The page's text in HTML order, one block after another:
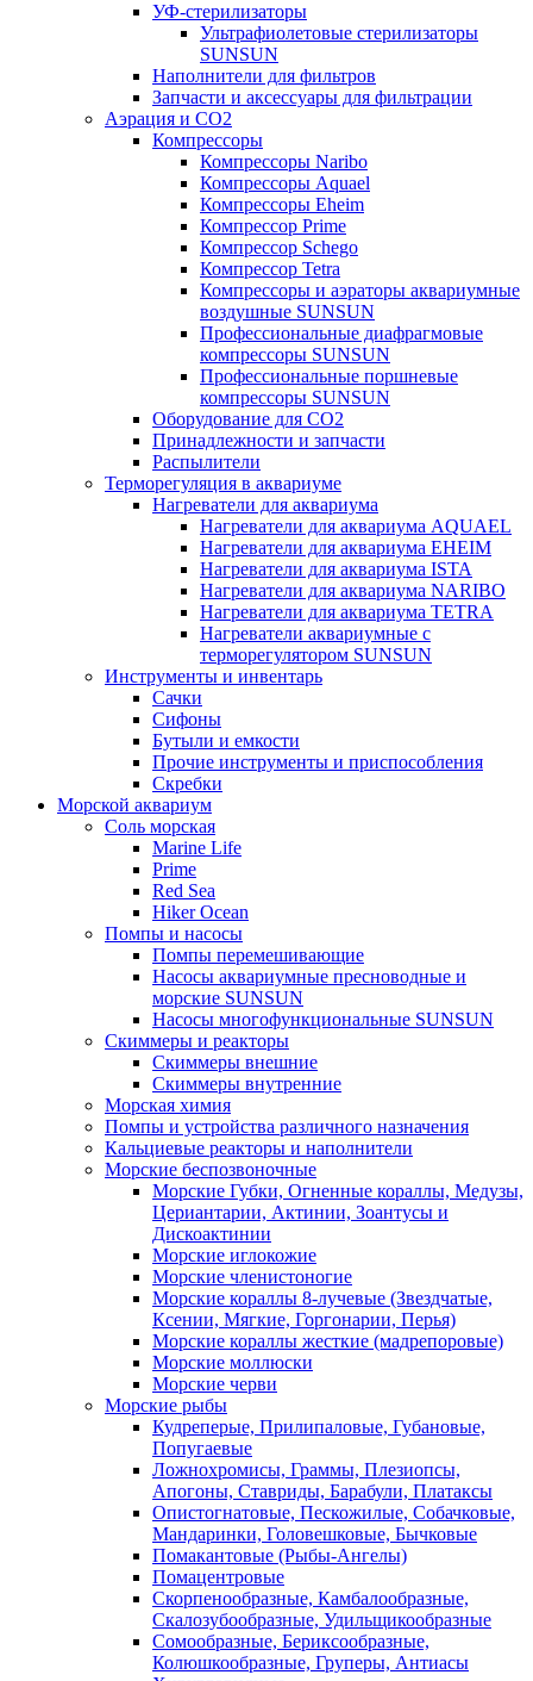
УФ-стерилизаторы
Ультрафиолетовые стерилизаторы
SUNSUN
Наполнители для фильтров
Запчасти и аксессуары для фильтрации
Аэрация и CO2
Компрессоры
Компрессоры Naribo
Компрессоры Aquael
Компрессоры Eheim
Компрессор Prime
Компрессор Schego
Компрессор Tetra
Компрессоры и аэраторы аквариумные
воздушные SUNSUN
Профессиональные диафрагмовые
компрессоры SUNSUN
Профессиональные поршневые
компрессоры SUNSUN
Оборудование для CO2
Принадлежности и запчасти
Распылители
Терморегуляция в аквариуме
Нагреватели для аквариума
Нагреватели для аквариума AQUAEL
Нагреватели для аквариума EHEIM
Нагреватели для аквариума ISTA
Нагреватели для аквариума NARIBO
Нагреватели для аквариума TETRA
Нагреватели аквариумные с
терморегулятором SUNSUN
Инструменты и инвентарь
Сачки
Сифоны
Бутыли и емкости
Прочие инструменты и приспособления
Скребки
Морской аквариум
Соль морская
Marine Life
Prime
Red Sea
Hiker Ocean
Помпы и насосы
Помпы перемешивающие
Насосы аквариумные пресноводные и
морские SUNSUN
Насосы многофункциональные SUNSUN
Скиммеры и реакторы
Скиммеры внешние
Скиммеры внутренние
Морская химия
Помпы и устройства различного назначения
Кальциевые реакторы и наполнители
Морские беспозвоночные
Морские Губки, Огненные кораллы, Медузы,
Цериантарии, Актинии, Зоантусы и
Дискоактинии
Морские иглокожие
Морские членистоногие
Морские кораллы 8-лучевые (Звездчатые,
Ксении, Мягкие, Горгонарии, Перья)
Морские кораллы жесткие (мадрепоровые)
Морские моллюски
Морские черви
Морские рыбы
Кудреперые, Прилипаловые, Губановые,
Попугаевые
Ложнохромисы, Граммы, Плезиопсы,
Апогоны, Ставриды, Барабули, Платаксы
Опистогнатовые, Пескожилые, Собачковые,
Мандаринки, Головешковые, Бычковые
Помакантовые (Рыбы-Ангелы)
Помацентровые
Скорпенообразные, Камбалообразные,
Скалозубообразные, Удильщикообразные
Сомообразные, Бериксообразные,
Колюшкообразные, Груперы, Антиасы